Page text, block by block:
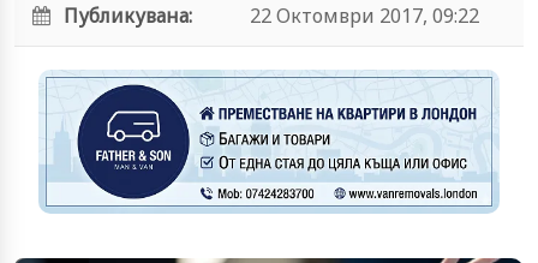
Публикувана:
22 Октомври 2017, 09:22